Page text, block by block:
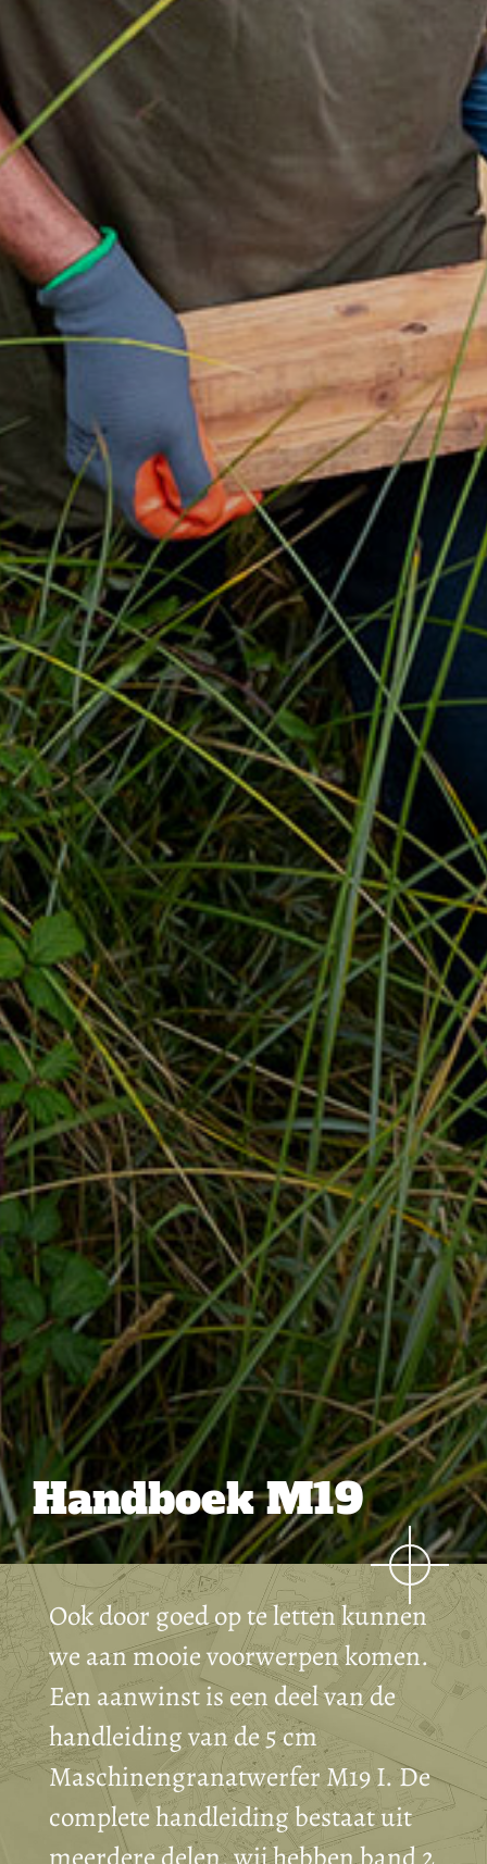
Handboek M19
Ook door goed op te letten kunnen
we aan mooie voorwerpen komen.
Een aanwinst is een deel van de
handleiding van de 5 cm
Maschinengranatwerfer M19 I. De
complete handleiding bestaat uit